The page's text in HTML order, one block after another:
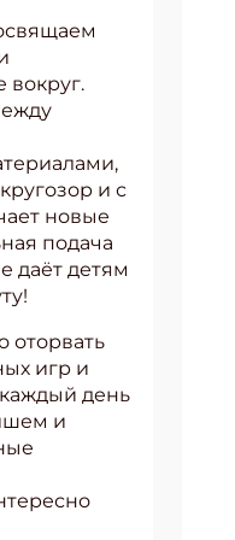
вокруг.
и с
новые
подача
даёт детям
оторвать
игр и
день
и